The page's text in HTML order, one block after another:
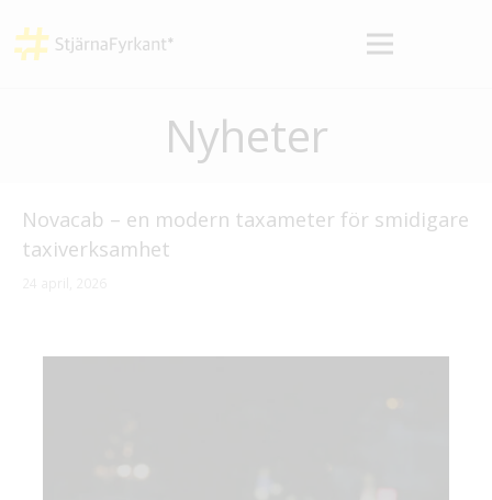
Nyheter
Novacab – en modern taxameter för smidigare
taxiverksamhet